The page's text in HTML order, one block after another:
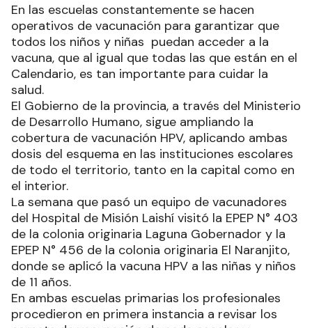
En las escuelas constantemente se hacen
operativos de vacunación para garantizar que
todos los niños y niñas puedan acceder a la
vacuna, que al igual que todas las que están en el
Calendario, es tan importante para cuidar la
salud.
El Gobierno de la provincia, a través del Ministerio
de Desarrollo Humano, sigue ampliando la
cobertura de vacunación HPV, aplicando ambas
dosis del esquema en las instituciones escolares
de todo el territorio, tanto en la capital como en
el interior.
La semana que pasó un equipo de vacunadores
del Hospital de Misión Laishí visitó la EPEP N° 403
de la colonia originaria Laguna Gobernador y la
EPEP N° 456 de la colonia originaria El Naranjito,
donde se aplicó la vacuna HPV a las niñas y niños
de 11 años.
En ambas escuelas primarias los profesionales
procedieron en primera instancia a revisar los